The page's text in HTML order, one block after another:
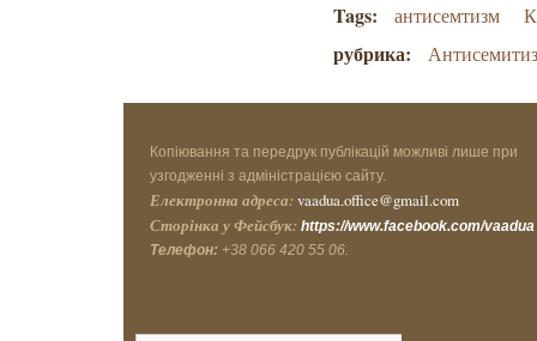
Tags: антисемтизм
рубрика:
Копіювання та передрук публікацій можливі лише при
узгодженні з адміністрацією сайту.
Електронна адреса: vaadua.office@gmail.com
Сторінка у Фейсбук: https://www.facebook.com/vaadua
Телефон: +38 066 420 55 06.